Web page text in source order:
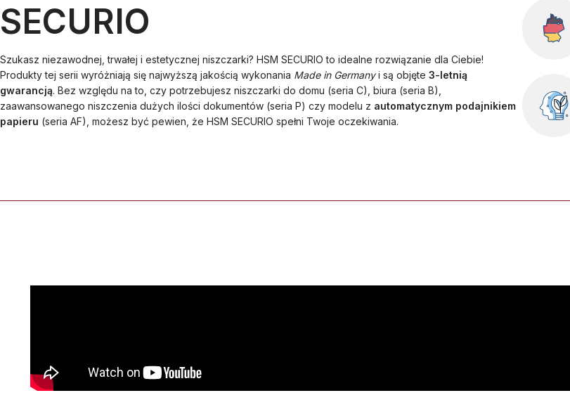
SECURIO
Szukasz niezawodnej, trwałej i estetycznej niszczarki? HSM SECURIO to idealne rozwiązanie dla Ciebie!
Produkty tej serii wyróżniają się najwyższą jakością wykonania Made in Germanyi są objęte 3-letnią
gwarancją. Bez względu na to, czy potrzebujesz niszczarki do domu (seria C), biura (seria B),
zaawansowanego niszczenia dużych ilości dokumentów (seria P) czy modelu z automatycznym podajnikiem
papieru (seria AF), możesz być pewien, że HSM SECURIO spełni Twoje oczekiwania.